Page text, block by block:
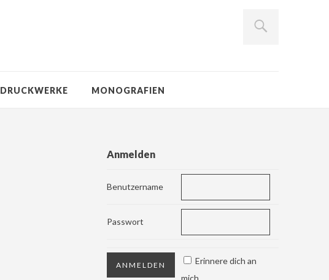
DRUCKWERKE MONOGRAFIEN
Anmelden
Benutzername
Passwort
Erinnere dich an
mich